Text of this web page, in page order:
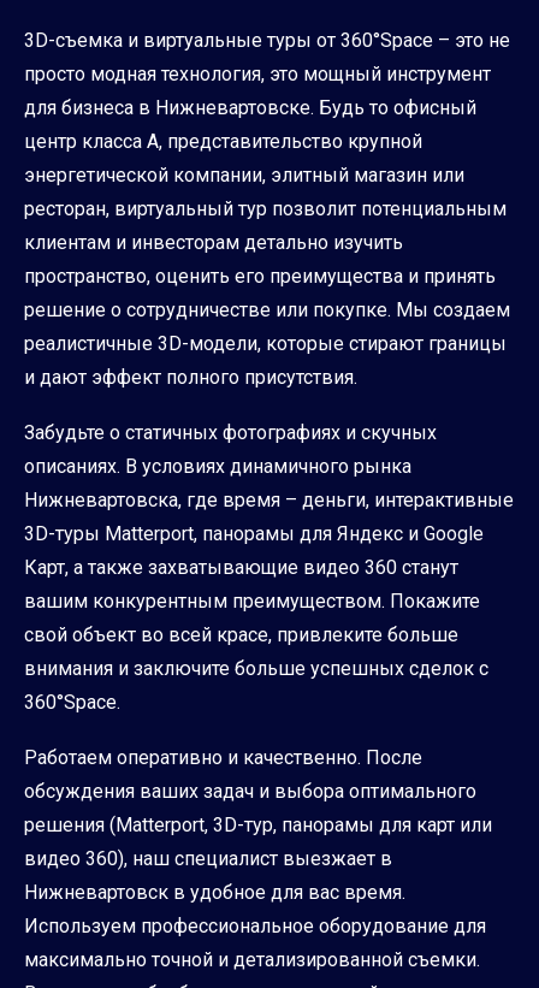
3D-съемка и виртуальные туры от 360°Space – это не
просто модная технология, это мощный инструмент
для бизнеса в Нижневартовске. Будь то офисный
центр класса А, представительство крупной
энергетической компании, элитный магазин или
ресторан, виртуальный тур позволит потенциальным
клиентам и инвесторам детально изучить
пространство, оценить его преимущества и принять
решение о сотрудничестве или покупке. Мы создаем
реалистичные 3D-модели, которые стирают границы
и дают эффект полного присутствия.
Забудьте о статичных фотографиях и скучных
описаниях. В условиях динамичного рынка
Нижневартовска, где время – деньги, интерактивные
3D-туры Matterport, панорамы для Яндекс и Google
Карт, а также захватывающие видео 360 станут
вашим конкурентным преимуществом. Покажите
свой объект во всей красе, привлеките больше
внимания и заключите больше успешных сделок с
360°Space.
Работаем оперативно и качественно. После
обсуждения ваших задач и выбора оптимального
решения (Matterport, 3D-тур, панорамы для карт или
видео 360), наш специалист выезжает в
Нижневартовск в удобное для вас время.
Используем профессиональное оборудование для
максимально точной и детализированной съемки.